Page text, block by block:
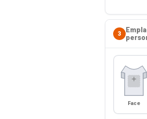
3
Face